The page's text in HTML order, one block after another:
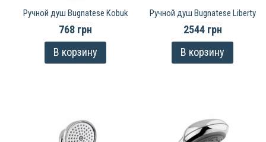
Ручной душ Bugnatese Kobuk
768 грн
В корзину
Ручной душ Bugnatese Liberty
2544 грн
В корзину